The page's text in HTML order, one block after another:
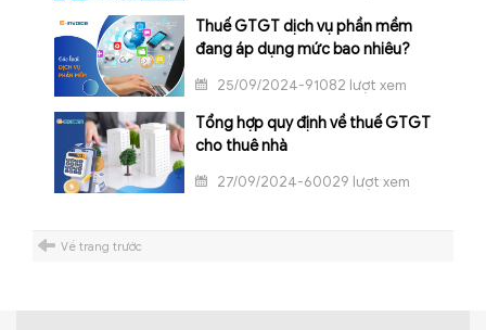
Thuế GTGT dịch vụ phần mềm
đang áp dụng mức bao nhiêu?
25/09/2024-91082 lượt xem
Tổng hợp quy định về thuế GTGT
cho thuê nhà
27/09/2024-60029 lượt xem
Về trang trước